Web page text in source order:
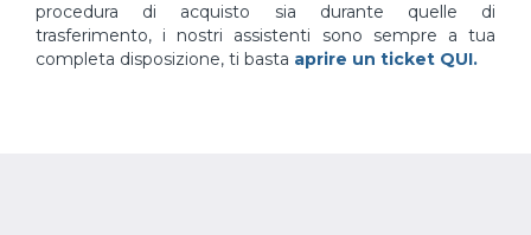
procedura di acquisto sia durante quelle di
trasferimento, i nostri assistenti sono sempre a tua
completa disposizione, ti basta aprire un ticket QUI.